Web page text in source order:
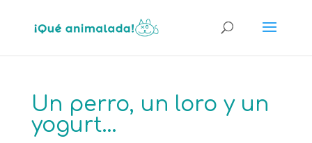
Un perro, un loro y un
yogurt…